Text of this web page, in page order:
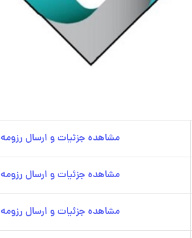
مشاهده جزئیات و ارسال رزومه
مشاهده جزئیات و ارسال رزومه
مشاهده جزئیات و ارسال رزومه